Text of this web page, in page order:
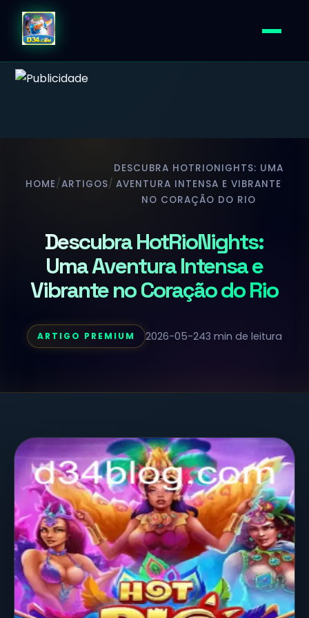
HOME/ARTIGOS/
DESCUBRA HOTRIONIGHTS: UMA
AVENTURA INTENSA E VIBRANTE
NO CORAÇÃO DO RIO
Descubra HotRioNights:
Uma Aventura Intensa e
Vibrante no Coração do Rio
ARTIGO PREMIUM 2026-05-243 min de leitura